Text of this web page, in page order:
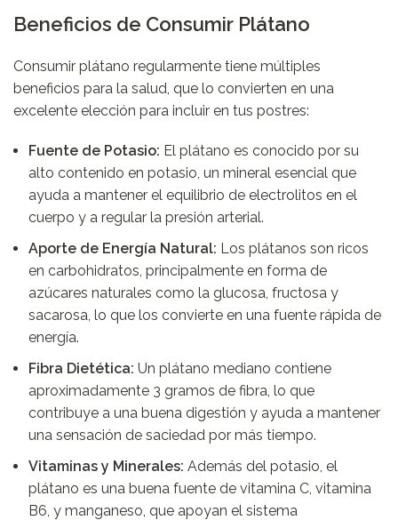
Beneficios de Consumir Plátano
Consumir plátano regularmente tiene múltiples
beneficios para la salud, que lo convierten en una
excelente elección para incluir en tus postres:
Fuente de Potasio: El plátano es conocido por su
alto contenido en potasio, un mineral esencial que
ayuda a mantener el equilibrio de electrolitos en el
cuerpo y a regular la presión arterial.
Aporte de Energía Natural: Los plátanos son ricos
en carbohidratos, principalmente en forma de
azúcares naturales como la glucosa, fructosa y
sacarosa, lo que los convierte en una fuente rápida de
energía.
Fibra Dietética: Un plátano mediano contiene
aproximadamente 3 gramos de fibra, lo que
contribuye a una buena digestión y ayuda a mantener
una sensación de saciedad por más tiempo.
Vitaminas y Minerales: Además del potasio, el
plátano es una buena fuente de vitamina C, vitamina
B6, y manganeso, que apoyan el sistema